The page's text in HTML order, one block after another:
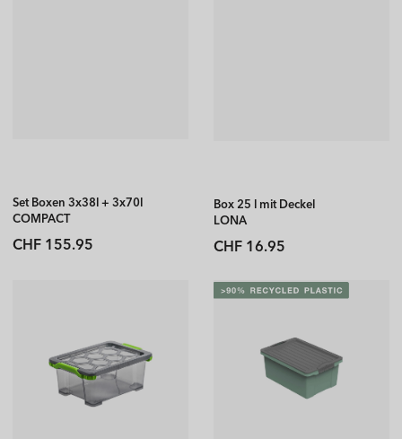
Set Boxen 3x38l + 3x70l
COMPACT
Normaler
CHF 155.95
Box 25 l mit Deckel
LONA
Normaler
CHF 16.95